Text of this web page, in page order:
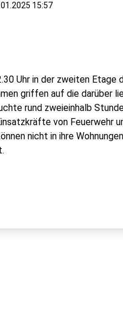
15:57
Uhr in der zweiten Etage
griffen auf die darüber
rund zweieinhalb
von Feuerwehr
nicht in ihre